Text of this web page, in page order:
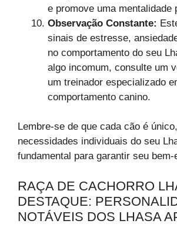
e promove uma mentalidade
Observação Constante:
sinais de estresse,
no comportamento do seu
algo incomum, consulte um
um treinador especializado
comportamento canino.
Lembre-se de que cada cão é
necessidades individuais do seu
fundamental para garantir seu
RAÇA DE CACHORRO
DESTAQUE:
NOTÁVEIS DOS LHASA